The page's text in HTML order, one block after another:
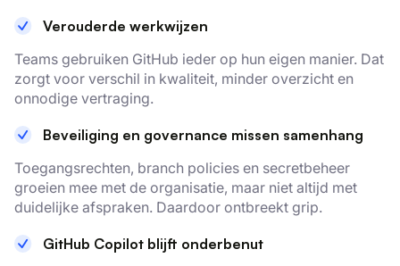
Verouderde werkwijzen
Teams gebruiken GitHub ieder op hun eigen manier. Dat
zorgt voor verschil in kwaliteit, minder overzicht en
onnodige vertraging.
Beveiliging en governance missen samenhang
Toegangsrechten, branch policies en secretbeheer
groeien mee met de organisatie, maar niet altijd met
duidelijke afspraken. Daardoor ontbreekt grip.
GitHub Copilot blijft onderbenut